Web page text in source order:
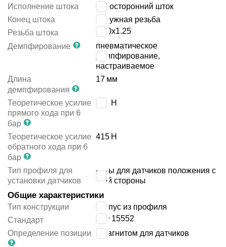
Исполнение штока
односторонний шток
Конец штока
наружная резьба
Резьба штока
M10x1.25
Демпфирование
пневматическое
демпфирование,
настраиваемое
Длина
демпфирования
17 мм
Теоретическое усилие
прямого хода при 6
бар
483 Н
Теоретическое усилие
обратного хода при 6
бар
415 Н
Тип профиля для
установки датчиков
пазы для датчиков положения с
1-ой стороны
Общие характеристики
Тип конструкции
корпус из профиля
Стандарт
ISO 15552
Определение позиции
с магнитом для датчиков